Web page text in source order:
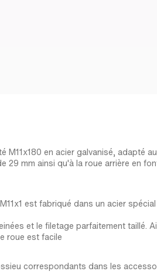
M11x180 en acier galvanisé, adapté
29 mm ainsi qu'à la roue arrière en
est fabriqué dans un acier
et le filetage parfaitement taillé.
roue est facile
correspondants dans les